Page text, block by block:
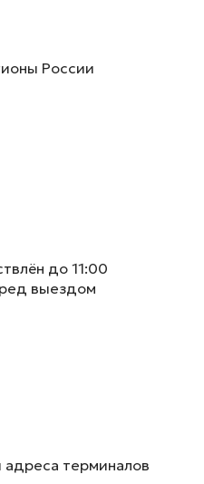
России
до 11:00
выездом
адреса терминалов